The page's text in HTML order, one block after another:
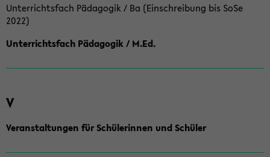
Unterrichtsfach Pädagogik / Ba (Einschreibung bis SoSe
2022)
Unterrichtsfach Pädagogik / M.Ed.
V
Veranstaltungen für Schülerinnen und Schüler